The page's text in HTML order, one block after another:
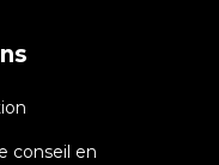
conseil en